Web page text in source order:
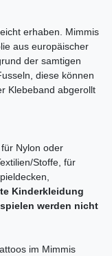
erhaben. Mimmis
aus europäischer
der samtigen
diese können
Klebeband abgerollt
Nylon oder
Stoffe, für
Kinderkleidung
werden nicht
im Mimmis